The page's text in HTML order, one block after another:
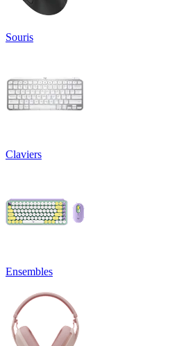
Souris
Claviers
Ensembles